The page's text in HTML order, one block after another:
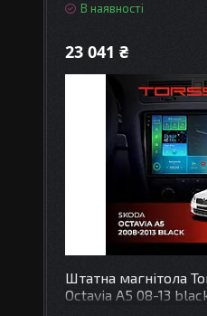
В наявності
23 041 ₴
Штатна магнітола
Octavia A5 08-13